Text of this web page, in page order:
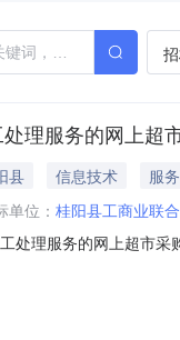
理服务的网上超
县 信息技术
服务
单位： 桂阳县工商业联
处理服务的网上超市
:湖南省郴州市桂阳县